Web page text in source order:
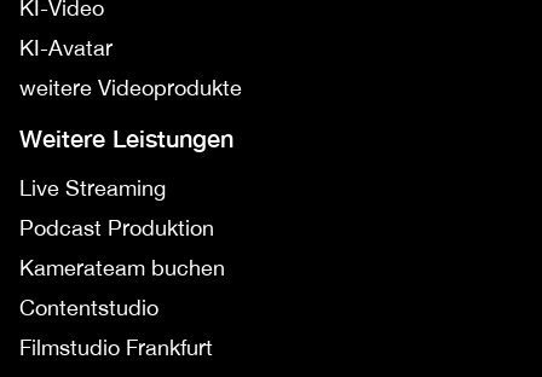
KI-Video
KI-Avatar
weitere Videoprodukte
Weitere Leistungen
Live Streaming
Podcast Produktion
Kamerateam buchen
Contentstudio
Filmstudio Frankfurt